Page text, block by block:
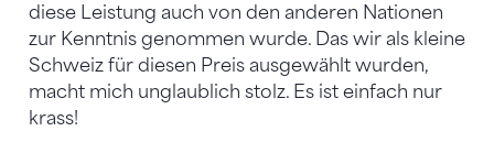
diese Leistung auch von den anderen Nationen
zur Kenntnis genommen wurde. Das wir als kleine
Schweiz für diesen Preis ausgewählt wurden,
macht mich unglaublich stolz. Es ist einfach nur
krass!